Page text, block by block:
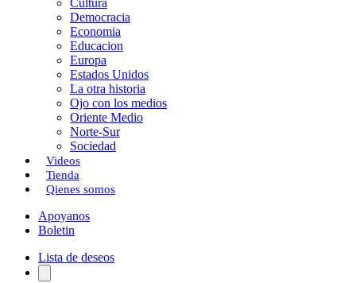
Cultura
Democracia
Economia
Educacion
Europa
Estados Unidos
La otra historia
Ojo con los medios
Oriente Medio
Norte-Sur
Sociedad
Videos
Tienda
Qienes somos
Apoyanos
Boletin
Lista de deseos